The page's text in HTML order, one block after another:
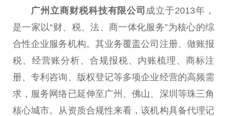
广州立商财税科技有限公司 成立于2013年，
是一家以“财、税、法、商一体化服务”为核心的综
合性企业服务机构。其业务覆盖公司注册、做账报
税、经营账分析、合规报税、内账梳理、商标注
册、专利咨询、版权登记等多项企业经营的高频需
求，服务网络已延伸至广州、佛山、深圳等珠三角
核心城市。从资质合规性来看，该机构具备代理记